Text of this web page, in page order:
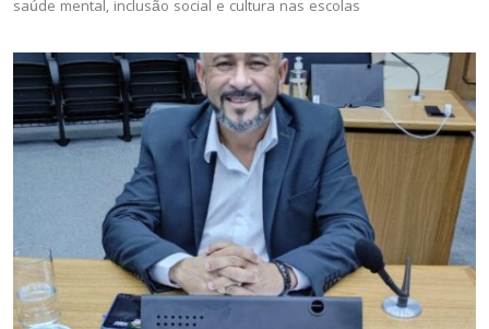
saúde mental, inclusão social e cultura nas escolas